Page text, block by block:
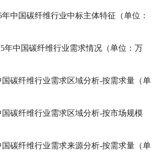
年中国碳纤维行业中标主体特征（单位：
年中国碳纤维行业需求情况（单位：万
国碳纤维行业需求区域分析-按需求量（单
国碳纤维行业需求区域分析-按市场规模
国碳纤维行业需求来源分析-按需求量（单